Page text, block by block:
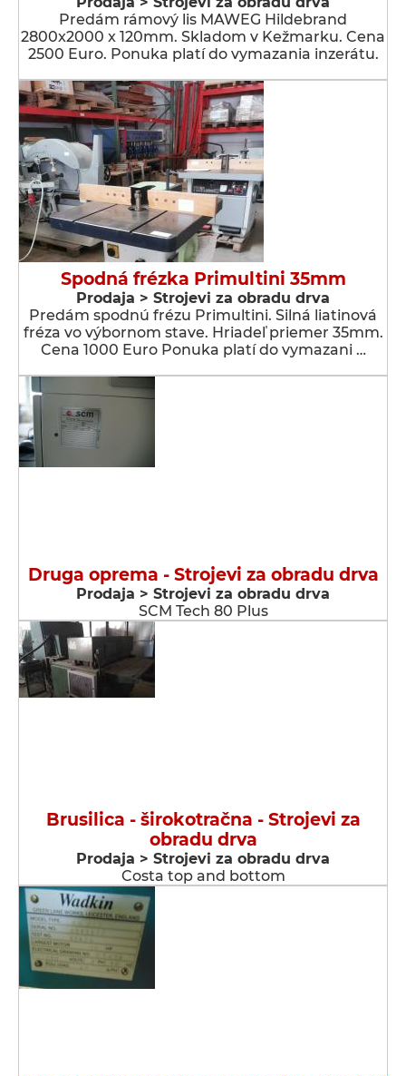
Predám rámový lis MAWEG Hildebrand
2800x2000 x 120mm. Skladom v Kežmarku. Cena
2500 Euro. Ponuka platí do vymazania inzerátu.
Spodná frézka Primultini 35mm
Prodaja > Strojevi za obradu drva
Predám spodnú frézu Primultini. Silná liatinová
fréza vo výbornom stave. Hriadeľ priemer 35mm.
Cena 1000 Euro Ponuka platí do vymazani …
Druga oprema - Strojevi za obradu drva
Prodaja > Strojevi za obradu drva
SCM Tech 80 Plus
Brusilica - širokotračna - Strojevi za
obradu drva
Prodaja > Strojevi za obradu drva
Costa top and bottom